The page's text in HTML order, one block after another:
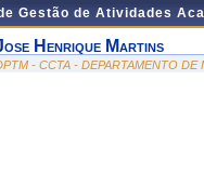
Gestão de Atividades
Henrique Martins
- CCTA - DEPARTAMENTO DE